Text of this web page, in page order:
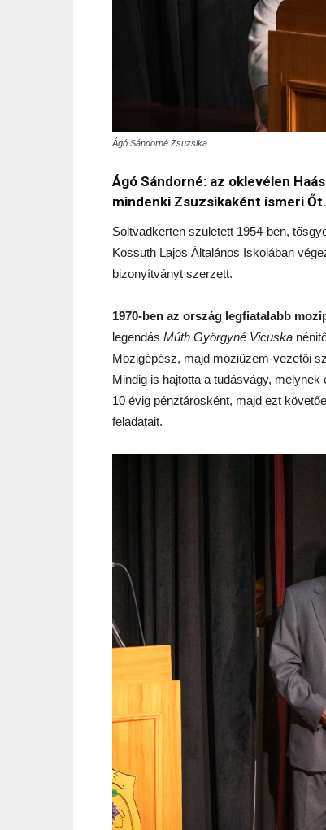
Ágó Sándorné Zsuzsika
Ágó Sándorné: az oklevélen
mindenki Zsuzsikaként ismeri Őt.
Soltvadkerten született 1954-ben,
Kossuth Lajos Általános Iskolában
bizonyítványt szerzett.
1970-ben az ország legfiatalabb
legendás Múth Györgyné Vicuska
Mozigépész, majd moziüzem-vezetői
Mindig is hajtotta a tudásvágy,
10 évig pénztárosként, majd ezt
feladatait.